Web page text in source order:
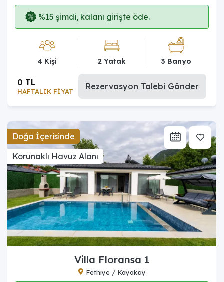
%15 şimdi, kalanı girişte öde.
4 Kişi 2 Yatak 3 Banyo
HAFTALIK FİYAT
0 TL Rezervasyon Talebi Gönder
Doğa İçerisinde
Korunaklı Havuz Alanı
Villa Floransa 1
Fethiye / Kayaköy